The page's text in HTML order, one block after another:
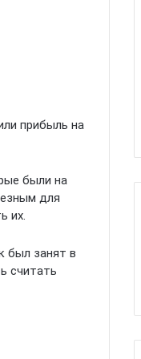
прибыль на
были на
для
их.
был занят в
считать